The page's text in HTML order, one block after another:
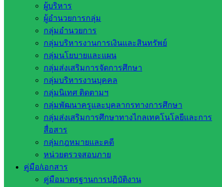
ผู้บริหาร
ผู้อำนวยการกลุ่ม
กลุ่มอำนวยการ
กลุ่มบริหารงานการเงินและสินทรัพย์
กลุ่มนโยบายและแผน
กลุ่มส่งเสริมการจัดการศึกษา
กลุ่มบริหารงานบุคคล
กลุ่มนิเทศ ติดตามฯ
กลุ่มพัฒนาครูและบุคลากรทางการศึกษา
กลุ่มส่งเสริมการศึกษาทางไกลเทคโนโลยีและการ
สื่อสาร
กลุ่มกฎหมายและคดี
หน่วยตรวจสอบภาย
คู่มือ/เอกสาร
คู่มือมาตรฐานการปฏิบัติงาน
ลูกเสือและเนตรนารี ได้จัดพิธีทบทวนคำปฏิญาณ
และสวนสนาม เพื่อน้อมลำลึกในพระ
มหากรุณาธิคุณพระบาทสมเด็จพระวชิรเกล้าเจ้าอยู่
หัว เนื่องในวันคล้ายวันสถาปนาลูกเสือแห่งชาติ 1
กรกฎาคม ของทุกปี และทำกิจกรรมบำเพ็ญ
ประโยชน์บริเวณโรงเรียน
Post Views: 303